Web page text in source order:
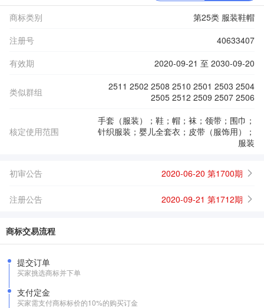
商标类别
第25类 服装鞋帽
注册号
40633407
有效期
2020-09-21 至 2030-09-20
类似群组
2511 2502 2508 2510 2501 2503 2504
2505 2512 2509 2507 2506
核定使用范围
手套（服装）；鞋；帽；袜；领带；围巾；
针织服装；婴儿全套衣；皮带（服饰用）；
服装
初审公告 2020-06-20 第1700期
注册公告 2020-09-21 第1712期
商标交易流程
提交订单
买家挑选商标并下单
支付定金
买家需支付商标标价的10%的购买订金